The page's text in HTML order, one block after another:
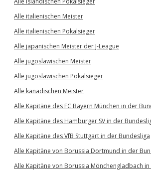
Alle italienischen Meister
Alle italienischen Pokalsieger
Alle japanischen Meister der J-League
Alle jugoslawischen Meister
Alle jugoslawischen Pokalsieger
Alle kanadischen Meister
Alle Kapitäne des FC Bayern München in der
Alle Kapitäne des Hamburger SV in der
Alle Kapitäne des VfB Stuttgart in der Bundesliga
Alle Kapitäne von Borussia Dortmund in der
Alle Kapitäne von Borussia Mönchengladbach